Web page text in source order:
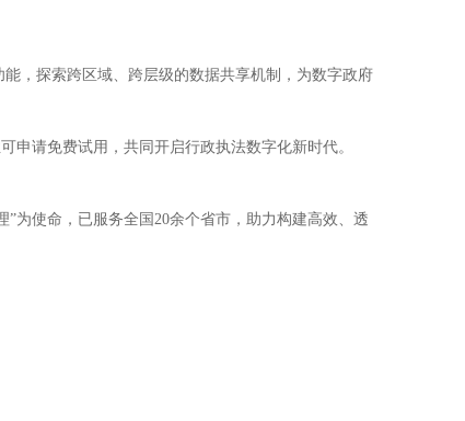
，探索跨区域、跨层级的数据共享机制，为数字政府
申请免费试用，共同开启行政执法数字化新时代。
为使命，已服务全国20余个省市，助力构建高效、透